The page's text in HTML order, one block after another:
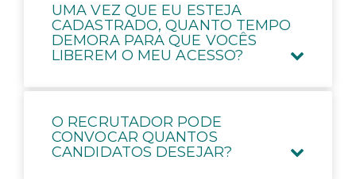
UMA VEZ QUE EU ESTEJA
CADASTRADO, QUANTO TEMPO
DEMORA PARA QUE VOCÊS
LIBEREM O MEU ACESSO?
O RECRUTADOR PODE
CONVOCAR QUANTOS
CANDIDATOS DESEJAR?